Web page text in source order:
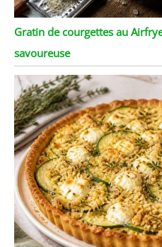
Gratin de courgettes au
savoureuse